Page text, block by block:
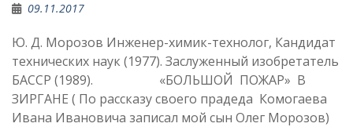
09.11.2017
Ю. Д. Морозов Инженер-химик-технолог, Кандидат
технических наук (1977). Заслуженный изобретатель
БАССР (1989). «БОЛЬШОЙ ПОЖАР» В
ЗИРГАНЕ ( По рассказу своего прадеда Комогаева
Ивана Ивановича записал мой сын Олег Морозов)